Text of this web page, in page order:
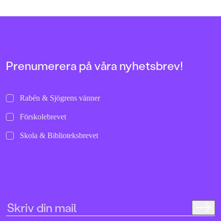
Prenumerera på våra nyhetsbrev!
Rabén & Sjögrens vänner
Förskolebrevet
Skola & Biblioteksbrevet